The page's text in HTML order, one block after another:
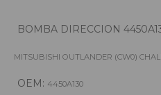
BOMBA DIRECCION
MITSUBISHI OUTLANDER (CW0)
OEM: 4450A130